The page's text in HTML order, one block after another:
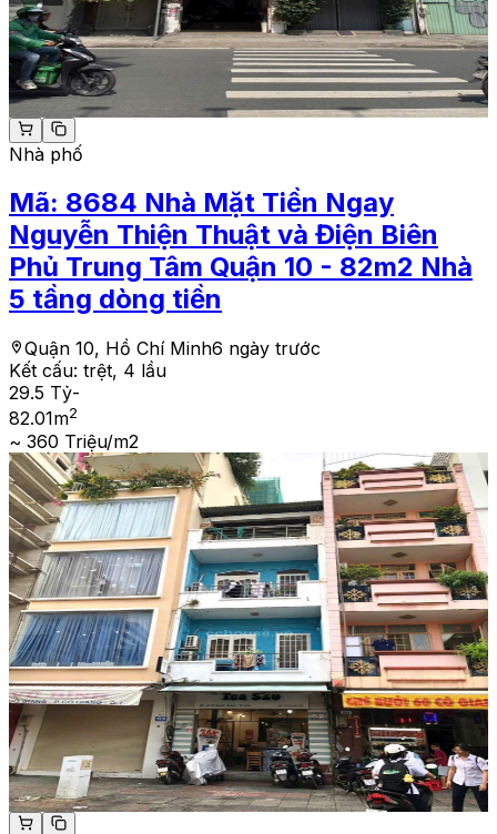
Nhà phố
Mã: 8684 Nhà Mặt Tiền Ngay
Nguyễn Thiện Thuật và Điện Biên
Phủ Trung Tâm Quận 10 - 82m2 Nhà
5 tầng dòng tiền
Quận 10, Hồ Chí Minh6 ngày trước
Kết cấu: trệt, 4 lầu
29.5 Tỷ-
82.01m2
~ 360 Triệu/m2